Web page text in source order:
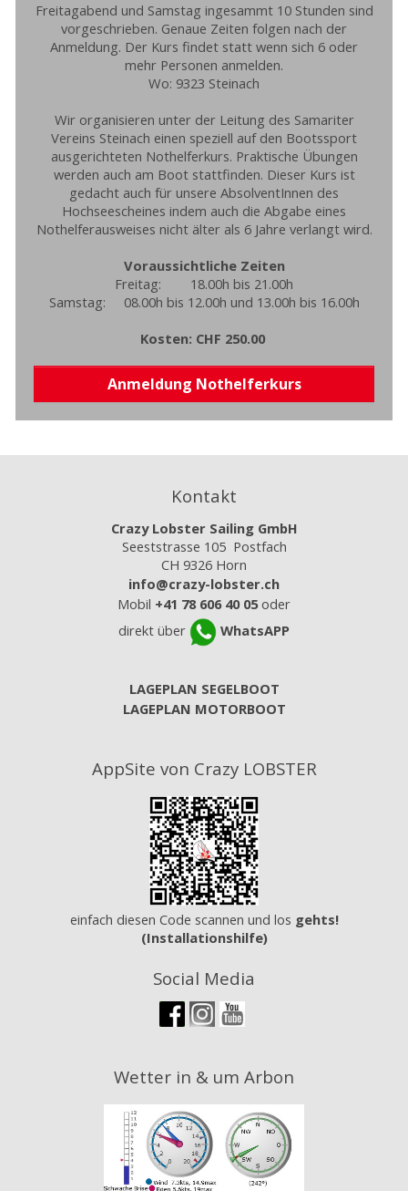
Freitagabend und Samstag ingesammt 10 Stunden sind
vorgeschrieben. Genaue Zeiten folgen nach der
Anmeldung. Der Kurs findet statt wenn sich 6 oder
mehr Personen anmelden.
Wo: 9323 Steinach
Wir organisieren unter der Leitung des Samariter
Vereins Steinach einen speziell auf den Bootssport
ausgerichteten Nothelferkurs. Praktische Übungen
werden auch am Boot stattfinden. Dieser Kurs ist
gedacht auch für unsere AbsolventInnen des
Hochseescheines indem auch die Abgabe eines
Nothelferausweises nicht älter als 6 Jahre verlangt wird.
Voraussichtliche Zeiten
Freitag: 18.00h bis 21.00h
Samstag: 08.00h bis 12.00h und 13.00h bis 16.00h
Kosten: CHF 250.00
Anmeldung Nothelferkurs
Kontakt
Crazy Lobster Sailing GmbH
Seeststrasse 105 Postfach
CH 9326 Horn
info@crazy-lobster.ch
Mobil +41 78 606 40 05oder
direkt über
WhatsAPP
LAGEPLAN SEGELBOOT
LAGEPLAN MOTORBOOT
AppSite von Crazy LOBSTER
einfach diesen Code scannen und los gehts!
(Installationshilfe)
Social Media
Wetter in & um Arbon